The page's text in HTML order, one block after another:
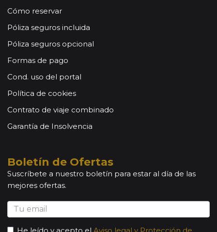
Cómo reservar
Póliza seguros incluida
Póliza seguros opcional
Formas de pago
Cond. uso del portal
Política de cookies
Contrato de viaje combinado
Garantía de Insolvencia
Boletín de Ofertas
Suscríbete a nuestro boletín para estar al día de las
mejores ofertas.